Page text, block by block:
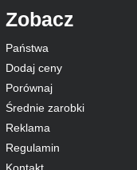
Zobacz
Państwa
Dodaj ceny
Porównaj
Średnie zarobki
Reklama
Regulamin